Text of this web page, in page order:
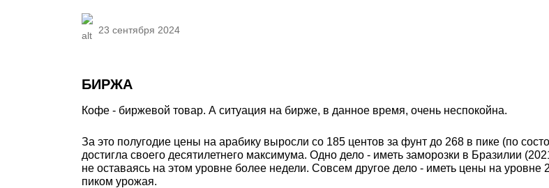
23 сентября 2024
БИРЖА
Кофе - биржевой товар. А ситуация на бирже, в данное время, очень неспокойна.
За это полугодие цены на арабику выросли со 185 центов за фунт до 268 в пике (по
достигла своего десятилетнего максимума. Одно дело - иметь заморозки в Бразилии
не оставаясь на этом уровне более недели. Совсем другое дело - иметь цены на уровне
пиком урожая.